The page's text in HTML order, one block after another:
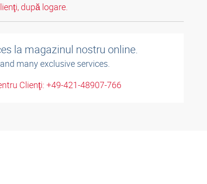
după logare.
la magazinul nostru online.
many exclusive services.
Clienţi: +49-421-48907-766